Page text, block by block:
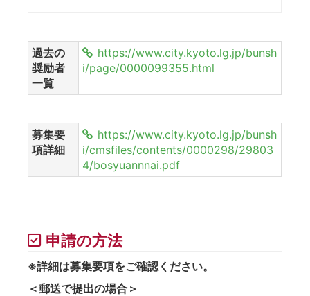
過去の
奨励者
一覧
https://www.city.kyoto.lg.jp/bunsh
i/page/0000099355.html
募集要
項詳細
https://www.city.kyoto.lg.jp/bunsh
i/cmsfiles/contents/0000298/29803
4/bosyuannnai.pdf
申請の方法
※詳細は募集要項をご確認ください。
＜郵送で提出の場合＞